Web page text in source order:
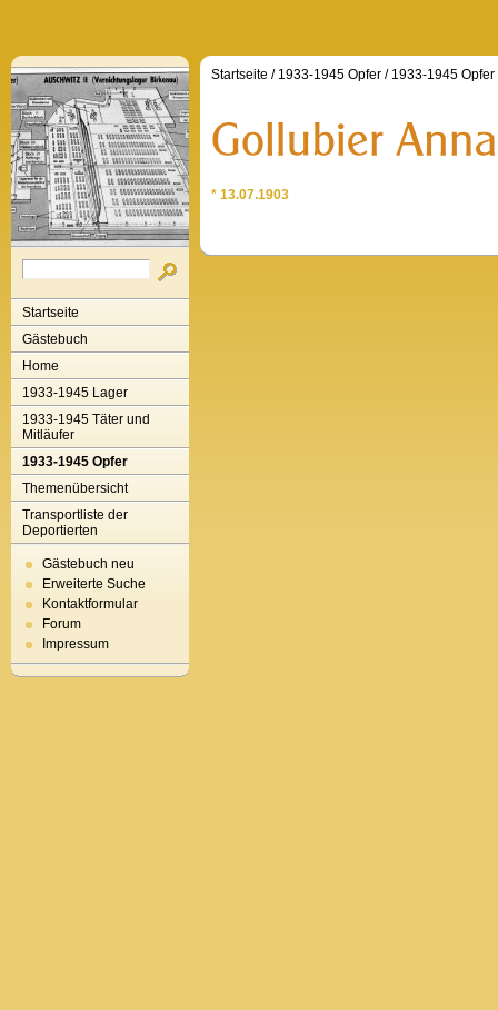
Startseite
Gästebuch
Home
1933-1945 Lager
1933-1945 Täter und
Mitläufer
1933-1945 Opfer
Themenübersicht
Transportliste der
Deportierten
Gästebuch neu
Erweiterte Suche
Kontaktformular
Forum
Impressum
Startseite / 1933-1945 Opfer / 1933-1945 Opfer
* 13.07.1903